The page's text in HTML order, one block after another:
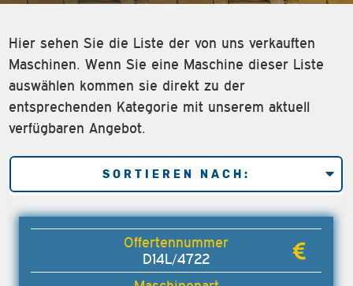
Hier sehen Sie die Liste der von uns verkauften
Maschinen. Wenn Sie eine Maschine dieser Liste
auswählen kommen sie direkt zu der
entsprechenden Kategorie mit unserem aktuell
verfügbaren Angebot.
D14L/4722